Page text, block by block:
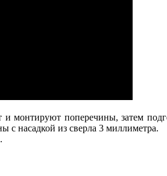
монтируют поперечины, затем
с насадкой из сверла 3 миллиметра.